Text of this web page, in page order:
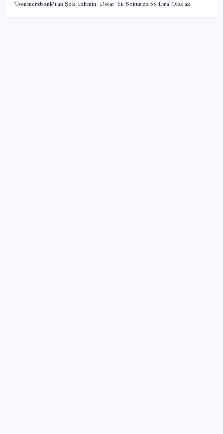
Commerzbank’tan Şok Tahmin: Dolar Yıl Sonunda 55 Lira Olacak